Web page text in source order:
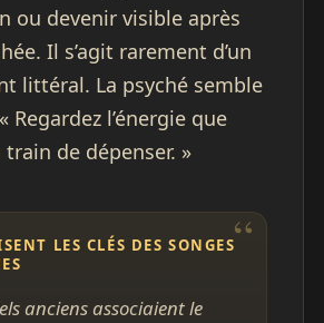
ou devenir visible après
Il s’agit rarement d’un
littéral. La psyché semble
Regardez l’énergie que
de dépenser. »
LES CLÉS DES SONGES
anciens associaient le